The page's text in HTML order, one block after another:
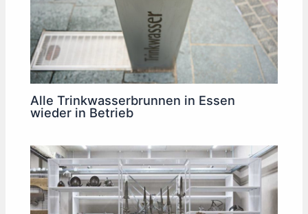
Alle Trinkwasserbrunnen in Essen
wieder in Betrieb